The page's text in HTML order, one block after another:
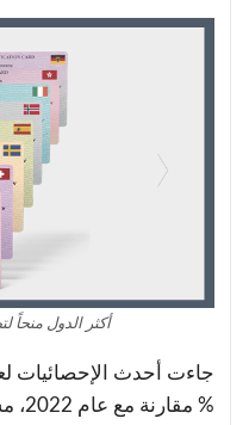
أكثر الدول منحاً
%